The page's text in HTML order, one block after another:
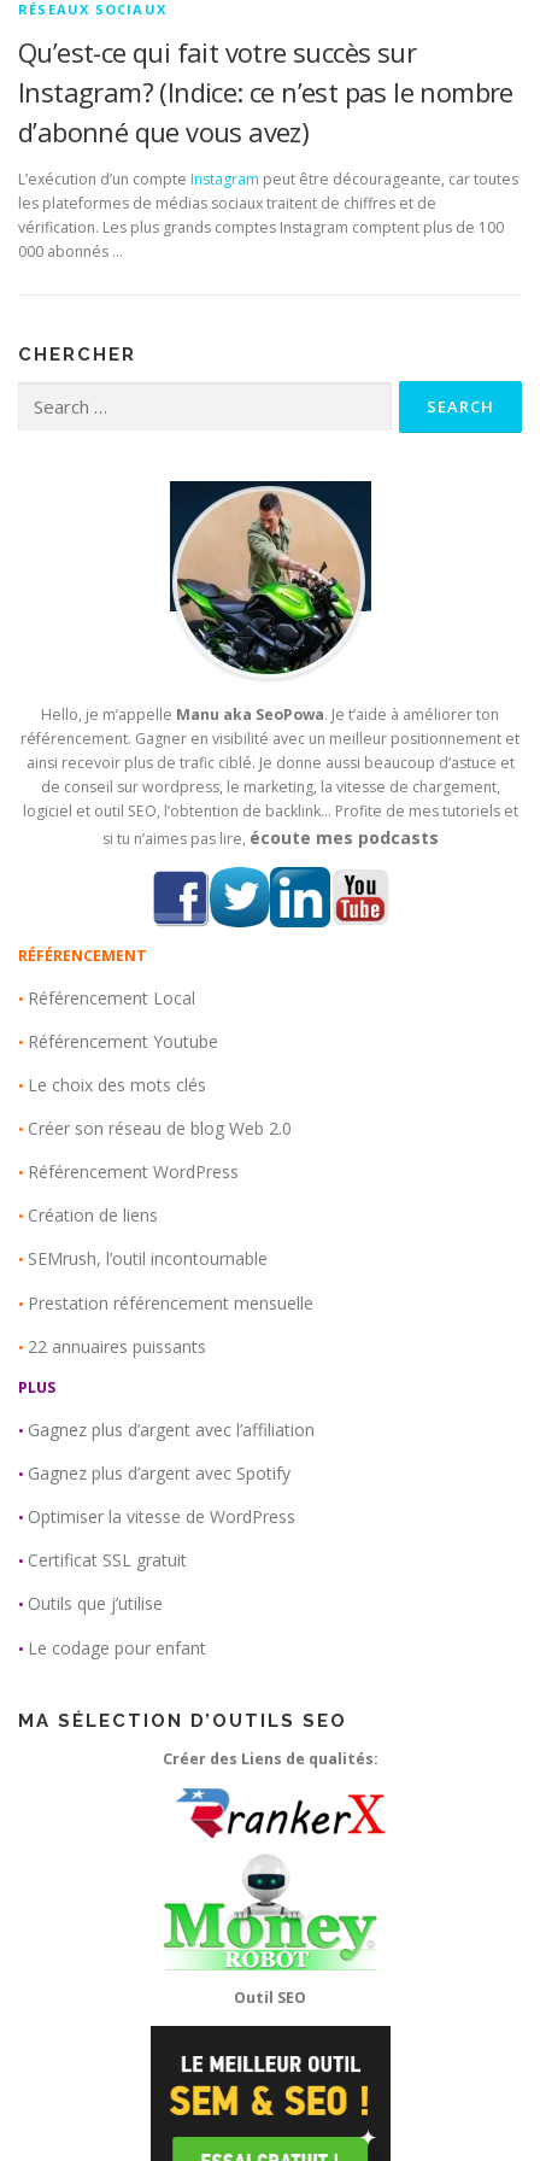
RÉSEAUX SOCIAUX
Qu’est-ce qui fait votre succès sur
Instagram? (Indice: ce n’est pas le nombre
d’abonné que vous avez)
L’exécution d’un compte Instagram peut être décourageante, car toutes
les plateformes de médias sociaux traitent de chiffres et de
vérification. Les plus grands comptes Instagram comptent plus de 100
000 abonnés …
CHERCHER
Hello, je m’appelle Manu aka SeoPowa. Je t’aide à améliorer ton
référencement. Gagner en visibilité avec un meilleur positionnement et
ainsi recevoir plus de trafic ciblé. Je donne aussi beaucoup d’astuce et
de conseil sur wordpress, le marketing, la vitesse de chargement,
logiciel et outil SEO, l’obtention de backlink… Profite de mes tutoriels et
si tu n’aimes pas lire, écoute mes podcasts
RÉFÉRENCEMENT
• Référencement Local
• Référencement Youtube
• Le choix des mots clés
• Créer son réseau de blog Web 2.0
• Référencement WordPress
• Création de liens
• SEMrush, l’outil incontournable
• Prestation référencement mensuelle
• 22 annuaires puissants
PLUS
• Gagnez plus d’argent avec l’affiliation
• Gagnez plus d’argent avec Spotify
• Optimiser la vitesse de WordPress
• Certificat SSL gratuit
• Outils que j’utilise
• Le codage pour enfant
MA SÉLECTION D’OUTILS SEO
Créer des Liens de qualités:
Outil SEO